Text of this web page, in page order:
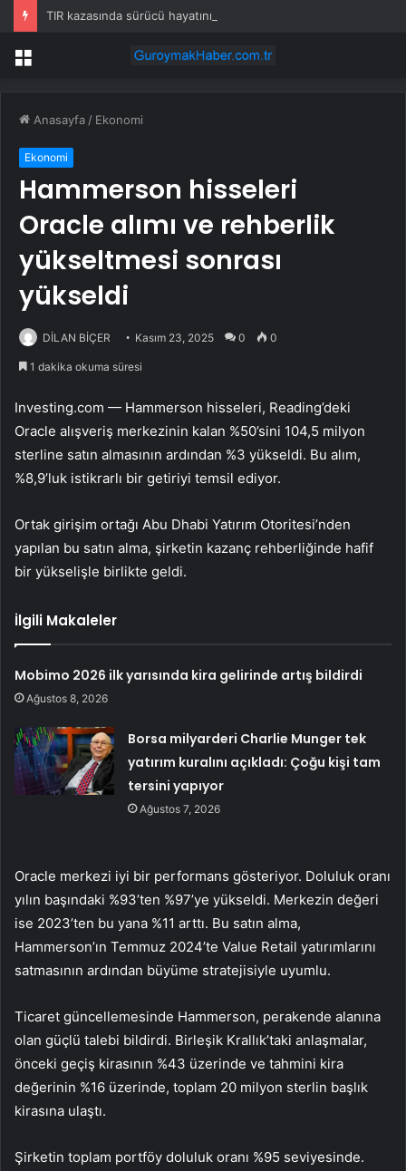
TIR kazasında sürücü hayatını kaybetti
Menü
Anasayfa / Ekonomi
Ekonomi
Hammerson hisseleri
Oracle alımı ve rehberlik
yükseltmesi sonrası
yükseldi
DİLAN BİÇER Kasım 23, 2025 0 0
1 dakika okuma süresi
Investing.com — Hammerson hisseleri, Reading’deki
Oracle alışveriş merkezinin kalan %50’sini 104,5 milyon
sterline satın almasının ardından %3 yükseldi. Bu alım,
%8,9’luk istikrarlı bir getiriyi temsil ediyor.
Ortak girişim ortağı Abu Dhabi Yatırım Otoritesi’nden
yapılan bu satın alma, şirketin kazanç rehberliğinde hafif
bir yükselişle birlikte geldi.
İlgili Makaleler
Mobimo 2026 ilk yarısında kira gelirinde artış bildirdi
Ağustos 8, 2026
Borsa milyarderi Charlie Munger tek
yatırım kuralını açıkladı: Çoğu kişi tam
tersini yapıyor
Ağustos 7, 2026
Oracle merkezi iyi bir performans gösteriyor. Doluluk oranı
yılın başındaki %93’ten %97’ye yükseldi. Merkezin değeri
ise 2023’ten bu yana %11 arttı. Bu satın alma,
Hammerson’ın Temmuz 2024’te Value Retail yatırımlarını
satmasının ardından büyüme stratejisiyle uyumlu.
Ticaret güncellemesinde Hammerson, perakende alanına
olan güçlü talebi bildirdi. Birleşik Krallık’taki anlaşmalar,
önceki geçiş kirasının %43 üzerinde ve tahmini kira
değerinin %16 üzerinde, toplam 20 milyon sterlin başlık
kirasına ulaştı.
Şirketin toplam portföy doluluk oranı %95 seviyesinde.